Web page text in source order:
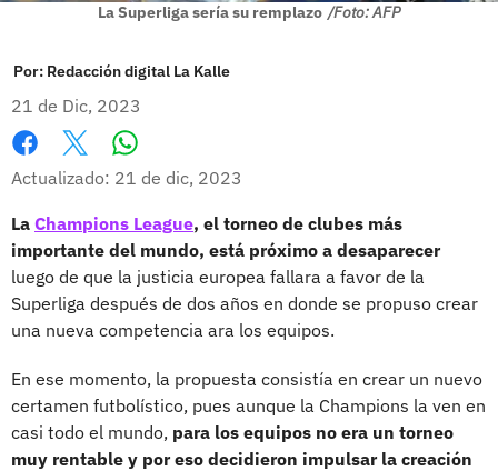
La Superliga sería su remplazo /Foto: AFP
Por: Redacción digital La Kalle
21 de Dic, 2023
Facebook
X
Actualizado: 21 de dic, 2023
La Champions League, el torneo de clubes más
importante del mundo, está próximo a desaparecer
luego de que la justicia europea fallara a favor de la
Superliga después de dos años en donde se propuso crear
una nueva competencia ara los equipos.
En ese momento, la propuesta consistía en crear un nuevo
certamen futbolístico, pues aunque la Champions la ven en
casi todo el mundo, para los equipos no era un torneo
muy rentable y por eso decidieron impulsar la creación